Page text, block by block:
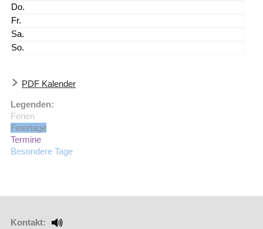
(Externer Link öffnet in einem neuen Browserfenster)
PDF Kalender
Legenden:
Ferien
Feiertage
Termine
Besondere Tage
Kontakt: